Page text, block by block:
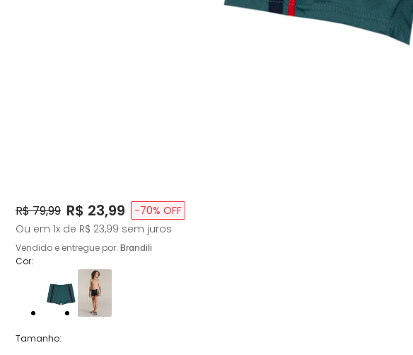
Original Price:
R$ 79,99 Price:
R$ 23,99 -70% OFF
Ou em 1x de R$ 23,99 sem juros
Vendido e entregue por: Brandili
Cor:
Tamanho: